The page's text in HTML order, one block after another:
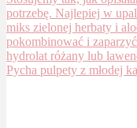
Pycha pulpety z młodej